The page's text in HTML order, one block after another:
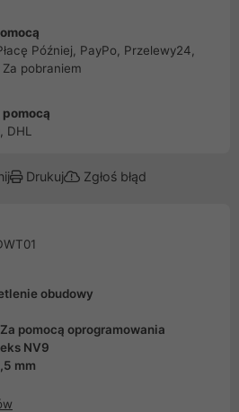
Później, PayPo, Przelewy24,
pobraniem
pomocą
DHL
Drukuj Zgłoś błąd
obudowy
Za pomocą oprogramowania
NV9
mm